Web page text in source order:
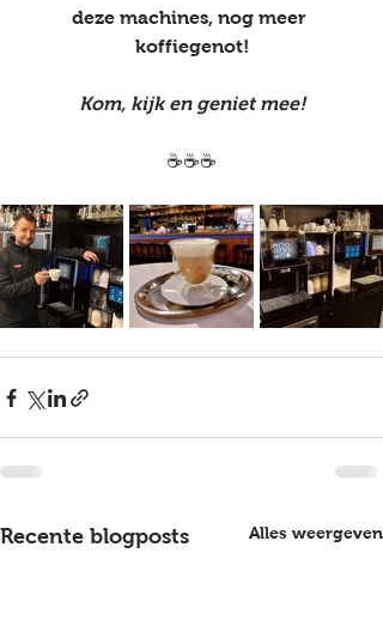
deze machines, nog meer
koffiegenot!
Kom, kijk en geniet mee!
☕️☕️☕️
Recente blogposts Alles weergeven